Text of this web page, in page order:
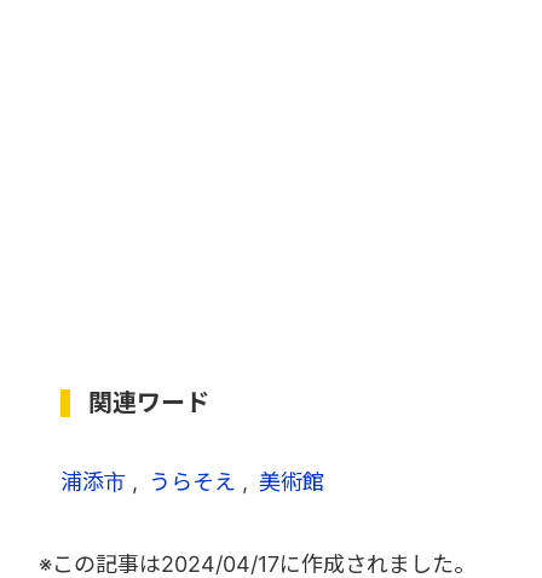
関連ワード
浦添市 うらそえ 美術館
※この記事は2024/04/17に作成されました。